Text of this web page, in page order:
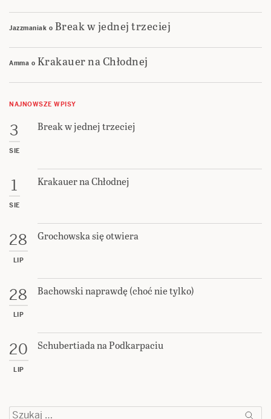
Jazzmaniak o Break w jednej trzeciej
Amma o Krakauer na Chłodnej
NAJNOWSZE WPISY
3
SIE
Break w jednej trzeciej
1
SIE
Krakauer na Chłodnej
28
LIP
Grochowska się otwiera
28
LIP
Bachowski naprawdę (choć nie tylko)
20
LIP
Schubertiada na Podkarpaciu
Szukaj: